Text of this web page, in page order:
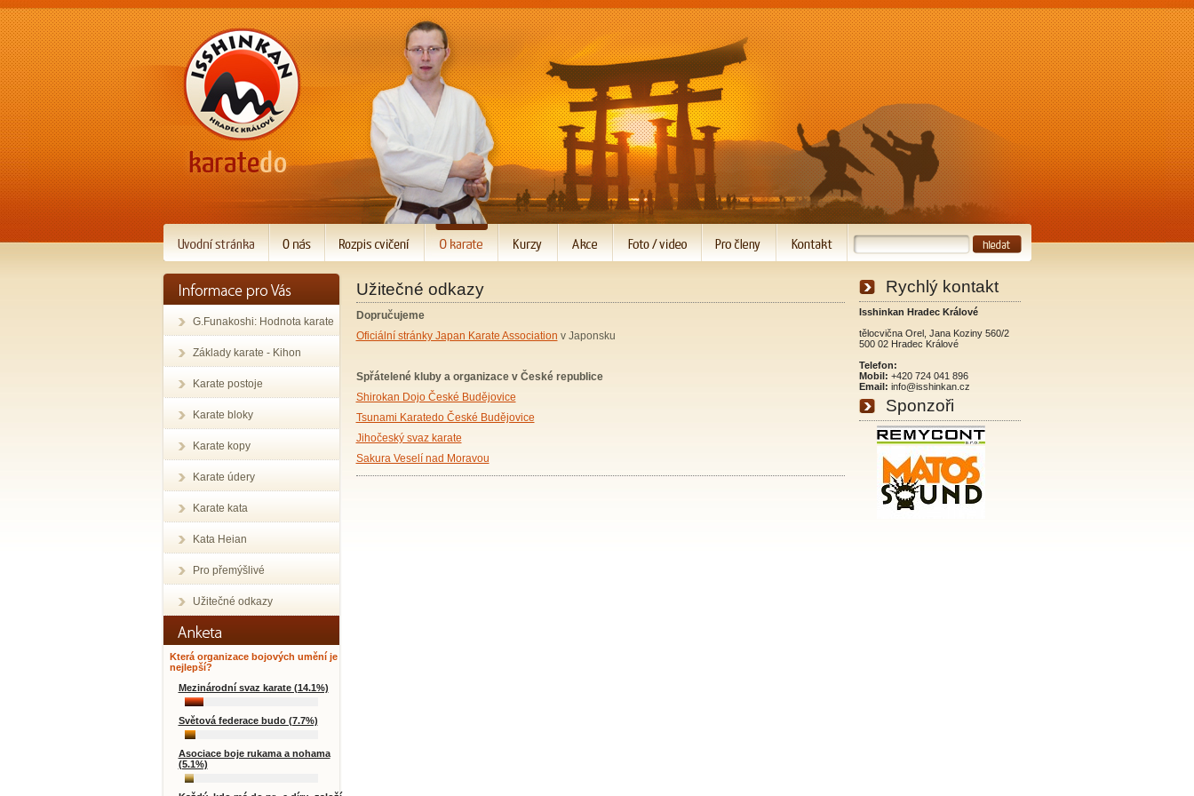
G.Funakoshi: Hodnota karate
Základy karate - Kihon
Karate postoje
Karate bloky
Karate kopy
Karate údery
Karate kata
Kata Heian
Pro přemýšlivé
Užitečné odkazy
Která organizace bojových umění je
nejlepší?
Mezinárodní svaz karate (14.1%)
Světová federace budo (7.7%)
Asociace boje rukama a nohama
(5.1%)
Užitečné odkazy
Dopručujeme
Oficiální stránky Japan Karate Association v Japonsku
Spřátelené kluby a organizace v České republice
Shirokan Dojo České Budějovice
Tsunami Karatedo České Budějovice
Jihočeský svaz karate
Sakura Veselí nad Moravou
Rychlý kontakt
Isshinkan Hradec Králové
tělocvična Orel, Jana Koziny 560/2
500 02 Hradec Králové
Telefon:
Mobil: +420 724 041 896
Email: info@isshinkan.cz
Sponzoři